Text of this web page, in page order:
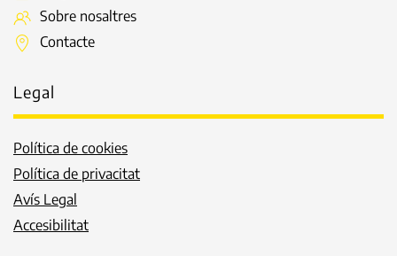
Sobre nosaltres
Contacte
Legal
Política de cookies
Política de privacitat
Avís Legal
Accesibilitat